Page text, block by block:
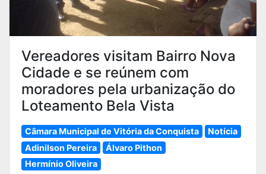
Vereadores visitam Bairro Nova
Cidade e se reúnem com
moradores pela urbanização do
Loteamento Bela Vista
Câmara Municipal de Vitória da Conquista
Notícia
Adinilson Pereira
Álvaro Pithon
Hermínio Oliveira